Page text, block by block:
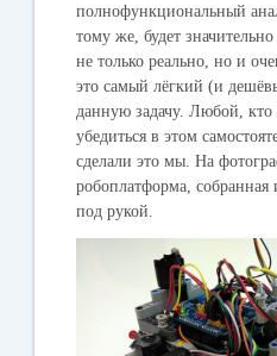
полнофункциональный
тому же, будет
не только реально, но и
это самый лёгкий (и
данную задачу. Любой, кто
убедиться в этом
сделали это мы. На
робоплатформа, собранная
под рукой.